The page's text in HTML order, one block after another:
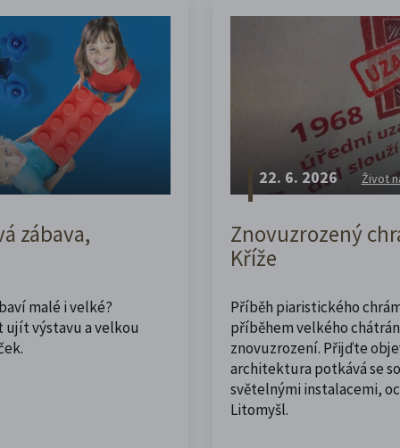
zábava,
malé i velké?
ujít výstavu a velkou
22. 6. 2026 Život
Znovuzrozený
Kříže
Příběh piaristického
příběhem velkého
znovuzrození. Přijďte
architektura potkává se
světelnými instalacemi,
Litomyšl.